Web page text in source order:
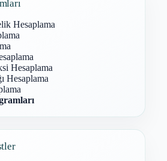
Hesaplama
Hesaplama
Hesaplama